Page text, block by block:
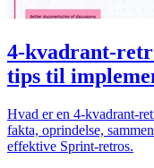
4-kvadrant-
tips til
Hvad er en 4-kvadrant-
fakta, oprindelse,
effektive Sprint-retros.